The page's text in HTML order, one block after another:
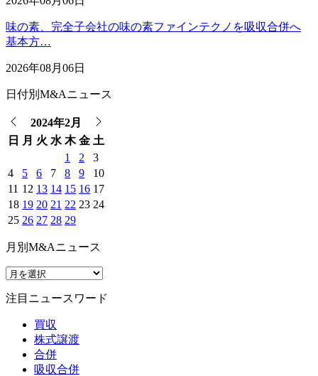
味の素、完全子会社の味の素ファインテクノを吸収合併へ
基本方…
2026年08月06日
日付別M&Aニュース
2024年2月
日
月 火 水 木 金 土
1
2
3
4
5 6 7 8 9
10
11 12 13 14 15 16 17
18 19 20 21 22 23 24
25 26 27 28 29
月別M&Aニュース
注目ニュースワード
買収
株式譲渡
合併
吸収合併